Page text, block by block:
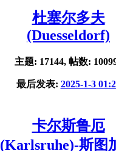
杜塞尔多夫
(Duesseldorf)
主题: 17144, 帖数:
最后发表: 2025-1-3
卡尔斯鲁厄
(Karlsruhe)-斯图